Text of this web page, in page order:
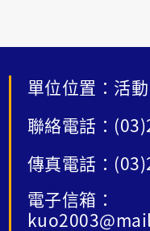
單位位置：活
聯絡電話：
傳真電話：
電子信箱：